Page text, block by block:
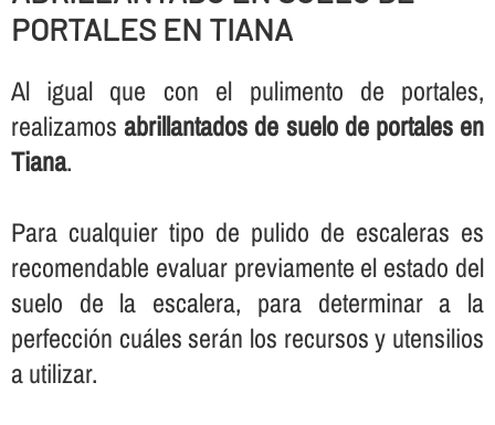
PORTALES EN TIANA
Al igual que con el pulimento de portales,
realizamosabrillantados de suelo de portales en
Tiana.
Para cualquier tipo de pulido de escaleras es
recomendable evaluar previamente el estado del
suelo de la escalera, para determinar a la
perfección cuáles serán los recursos y utensilios
a utilizar.